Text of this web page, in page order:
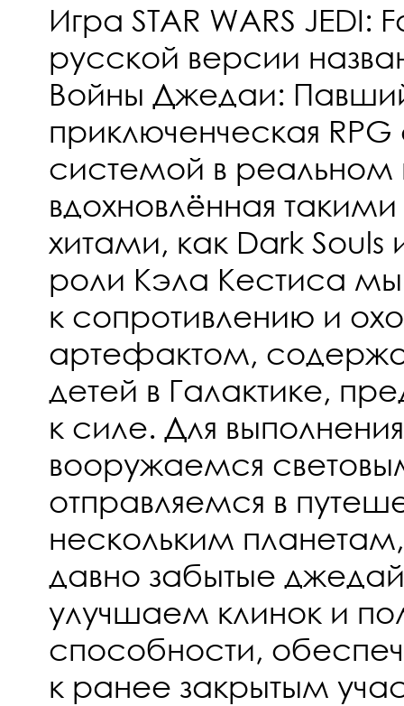
Игра STAR WARS JEDI:
русской версии
Войны Джедаи:
приключенческая
системой в реальном
вдохновлённая
хитами, как Dark
роли Кэла Кестиса
к сопротивлению и
артефактом,
детей в Галактике,
к силе. Для
вооружаемся
отправляемся в
нескольким
давно забытые
улучшаем клинок и
способности,
к ранее закрытым